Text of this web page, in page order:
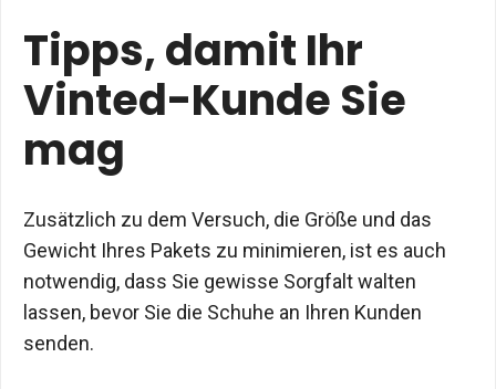
Tipps, damit Ihr
Vinted-Kunde Sie
mag
Zusätzlich zu dem Versuch, die Größe und das
Gewicht Ihres Pakets zu minimieren, ist es auch
notwendig, dass Sie gewisse Sorgfalt walten
lassen, bevor Sie die Schuhe an Ihren Kunden
senden.